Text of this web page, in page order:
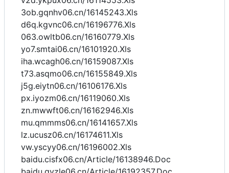
3ob.gqnhv06.cn/16145243.Xls
d6q.kgvnc06.cn/16196776.Xls
063.owltb06.cn/16160779.Xls
yo7.smtai06.cn/16101920.Xls
iha.wcagh06.cn/16159087.Xls
t73.asqmo06.cn/16155849.Xls
j5g.eiytn06.cn/16106176.Xls
px.iyozm06.cn/16119060.Xls
zn.mwwft06.cn/16162946.Xls
mu.qmmms06.cn/16141657.Xls
lz.ucusz06.cn/16174611.Xls
vw.yscyy06.cn/16196002.Xls
baidu.cisfx06.cn/Article/16138946.Doc